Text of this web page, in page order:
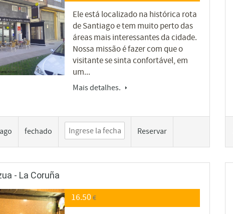
Ele está localizado na histórica rota
de Santiago e tem muito perto das
áreas mais interessantes da cidade.
Nossa missão é fazer com que o
visitante se sinta confortável, em
um...
Mais detalhes.
fechado Reservar
- La Coruña
16.50€